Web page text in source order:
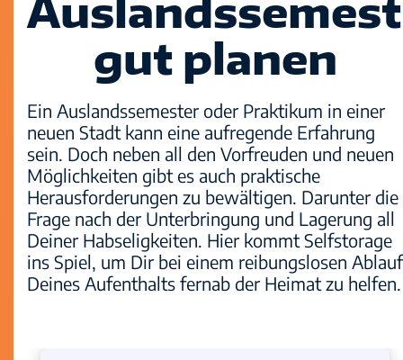
Sicherheit
Standorte
gut planen
Ein Auslandssemester oder Praktikum in einer
neuen Stadt kann eine aufregende Erfahrung
sein. Doch neben all den Vorfreuden und neuen
Möglichkeiten gibt es auch praktische
Herausforderungen zu bewältigen. Darunter die
Frage nach der Unterbringung und Lagerung all
Deiner Habseligkeiten. Hier kommt Selfstorage
ins Spiel, um Dir bei einem reibungslosen Ablauf
Deines Aufenthalts fernab der Heimat zu helfen.